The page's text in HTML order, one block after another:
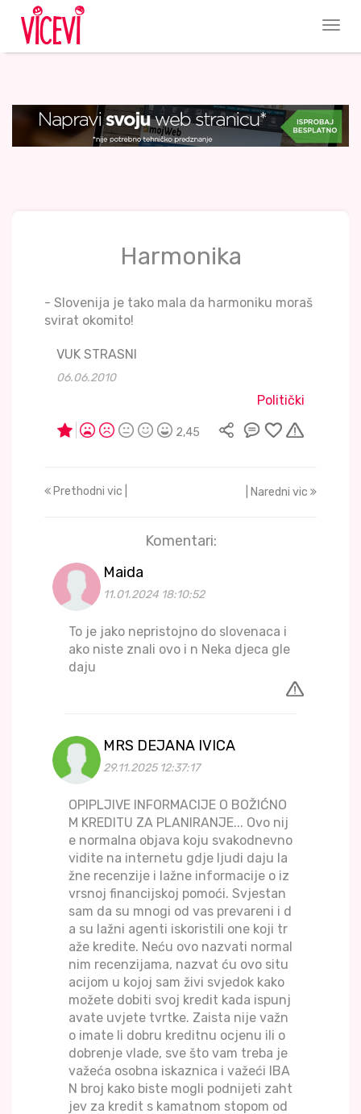
Harmonika
- Slovenija je tako mala da harmoniku moraš
svirat okomito!
VUK STRASNI
06.06.2010
Politički
2,45
Prethodni vic | | Naredni vic
Komentari:
Maida
11.01.2024 18:10:52
To je jako nepristojno do slovenaca i
ako niste znali ovo i n Neka djeca gle
daju
MRS DEJANA IVICA
29.11.2025 12:37:17
OPIPLJIVE INFORMACIJE O BOŽIĆNO
M KREDITU ZA PLANIRANJE... Ovo nij
e normalna objava koju svakodnevno
vidite na internetu gdje ljudi daju la
žne recenzije i lažne informacije o iz
vrsnoj financijskoj pomoći. Svjestan
sam da su mnogi od vas prevareni i d
a su lažni agenti iskoristili one koji tr
aže kredite. Neću ovo nazvati normal
nim recenzijama, nazvat ću ovo situ
acijom u kojoj sam živi svjedok kako
možete dobiti svoj kredit kada ispunj
avate uvjete tvrtke. Zaista nije važn
o imate li dobru kreditnu ocjenu ili o
dobrenje vlade, sve što vam treba je
važeća osobna iskaznica i važeći IBA
N broj kako biste mogli podnijeti zaht
jev za kredit s kamatnom stopom od